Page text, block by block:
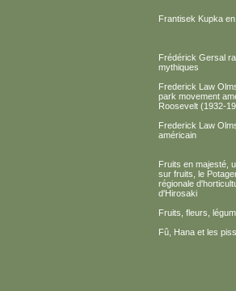
Frantisek Kupka
Frédérick Gersal
mythiques
Frederick Law
park movement
Roosevelt (1932-
Frederick Law
américain
Fruits en majesté,
sur fruits, le
régionale
d'Hirosaki
Fruits, fleurs,
Fû, Hana et les